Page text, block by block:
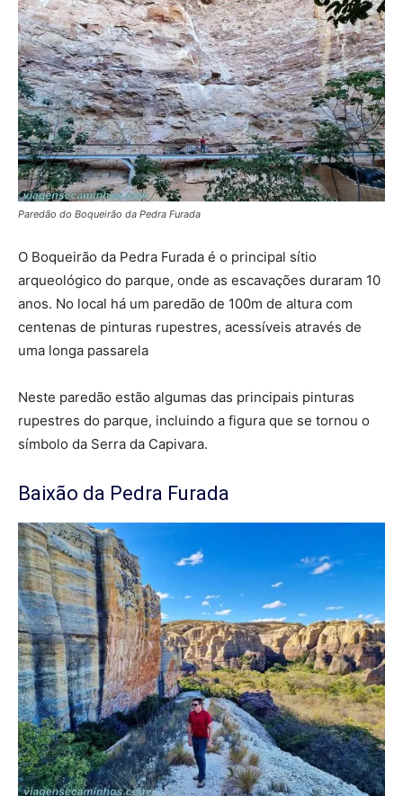
Paredão do Boqueirão da Pedra Furada
O Boqueirão da Pedra Furada é o principal sítio
arqueológico do parque, onde as escavações duraram 10
anos. No local há um paredão de 100m de altura com
centenas de pinturas rupestres, acessíveis através de
uma longa passarela
Neste paredão estão algumas das principais pinturas
rupestres do parque, incluindo a figura que se tornou o
símbolo da Serra da Capivara.
Baixão da Pedra Furada